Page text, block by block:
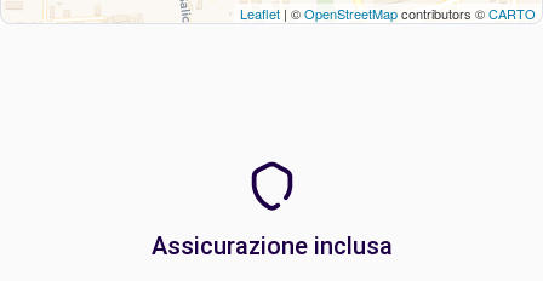
Leaflet | ©OpenStreetMapcontributors ©CARTO
Assicurazione inclusa